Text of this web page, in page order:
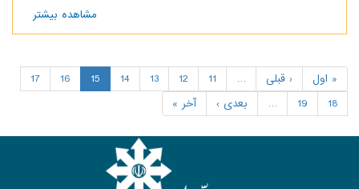
مشاهده بیشتر درباره
قم ـ
جمکران
‹ قبلی …
بعدی › آخر »